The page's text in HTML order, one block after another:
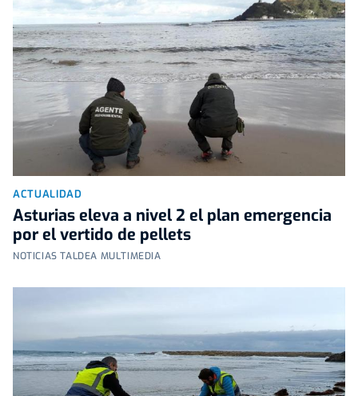
ACTUALIDAD
Asturias eleva a nivel 2 el plan emergencia
por el vertido de pellets
NOTICIAS TALDEA MULTIMEDIA